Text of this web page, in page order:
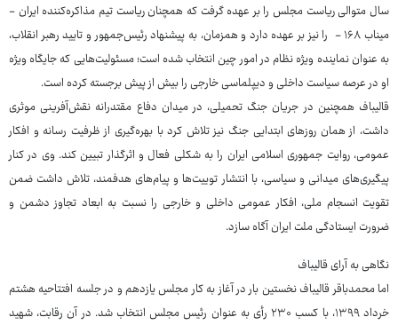
سال متوالی ریاست مجلس را بر عهده گرفت که همچنان ریاست تیم مذاکره‌کننده ایران -
میناب ۱۶۸ - را نیز بر عهده دارد و همزمان، به پیشنهاد رئیس‌جمهور و تایید رهبر انقلاب،
به عنوان نماینده ویژه نظام در امور چین انتخاب شده است؛ مسئولیت‌هایی که جایگاه ویژه
او در عرصه سیاست داخلی و دیپلماسی خارجی را بیش از پیش برجسته کرده است.
قالیباف همچنین در جریان جنگ تحمیلی، در میدان دفاع مقتدرانه نقش‌آفرینی موثری
داشت، از همان روزهای ابتدایی جنگ نیز تلاش کرد با بهره‌گیری از ظرفیت رسانه و افکار
عمومی، روایت جمهوری اسلامی ایران را به شکلی فعال و اثرگذار تبیین کند. وی در کنار
پیگیری‌های میدانی و سیاسی، با انتشار توییت‌ها و پیام‌های هدفمند، تلاش داشت ضمن
تقویت انسجام ملی، افکار عمومی داخلی و خارجی را نسبت به ابعاد تجاوز دشمن و
ضرورت ایستادگی ملت ایران آگاه سازد.
نگاهی به آرای قالیباف
اما محمدباقر قالیباف نخستین بار در آغاز به کار مجلس یازدهم و در جلسه افتتاحیه هشتم
خرداد ۱۳۹۹، با کسب ۲۳۰ رأی به عنوان رئیس مجلس انتخاب شد. در آن رقابت، شهید